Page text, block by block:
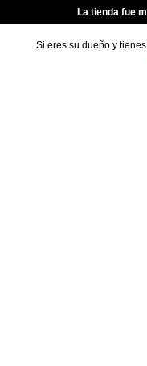
La tienda fue
Si eres su dueño y